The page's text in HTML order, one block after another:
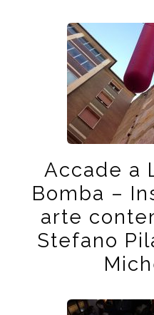
Accade a
Bomba –
arte
Stefano